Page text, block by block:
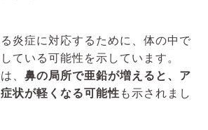
炎症に対応するために、体の中で
ている可能性を示しています。
、 鼻の局所で亜鉛が増えると、ア
状が軽くなる可能性 も示されまし